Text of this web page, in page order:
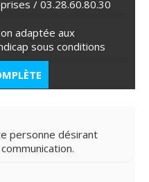
/ 03.28.60.80.30
adaptée aux
sous conditions
personne désirant